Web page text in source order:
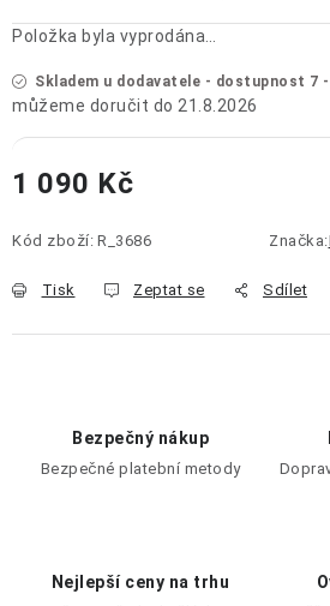
Položka byla vyprodána…
Skladem u dodavatele - dostupnost 7 -
21.8.2026
1 090 Kč
Kód zboží: R_3686 Značka:
Tisk Zeptat se Sdílet
Bezpečný nákup
Bezpečné platební metody
Nejlepší ceny na trhu